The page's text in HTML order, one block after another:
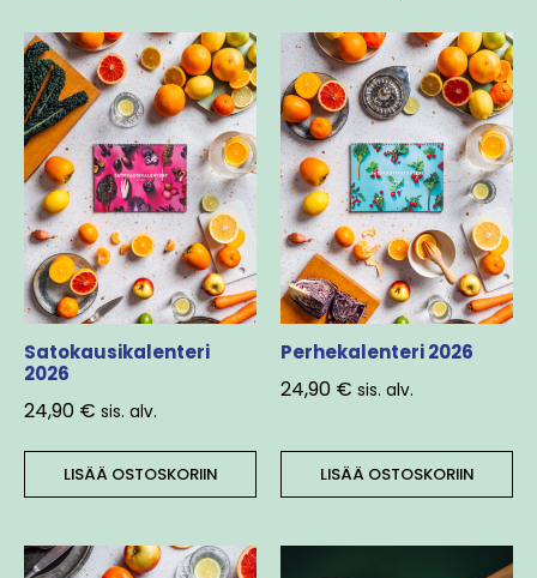
Satokausikalenteri
2026
24,90 € sis. alv.
LISÄÄ OSTOSKORIIN
Perhekalenteri 2026
24,90 € sis. alv.
LISÄÄ OSTOSKORIIN